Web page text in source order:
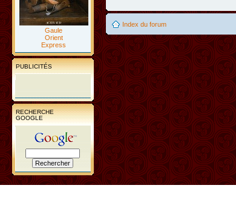
Gaule
Orient
Express
PUBLICITÉS
RECHERCHE
GOOGLE
Index du forum